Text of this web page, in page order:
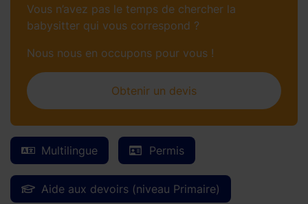
Multilingue Permis
Aide aux devoirs (niveau Primaire)
Vous n’avez pas le temps de chercher la
babysitter qui vous correspond ?
Nous nous en occupons pour vous !
Obtenir un devis